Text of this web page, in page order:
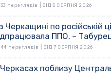
переглядів ВІД 5 СЕРПНЯ 2026
Черкащині по російській
ППО, –
переглядів ВІД 7 СЕРПНЯ 2026
поблизу